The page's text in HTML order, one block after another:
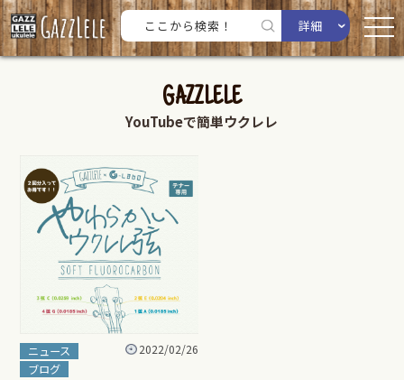
詳細
GAZZLELE
YouTubeで簡単ウクレレ
ニュース
ブログ
2022/02/26